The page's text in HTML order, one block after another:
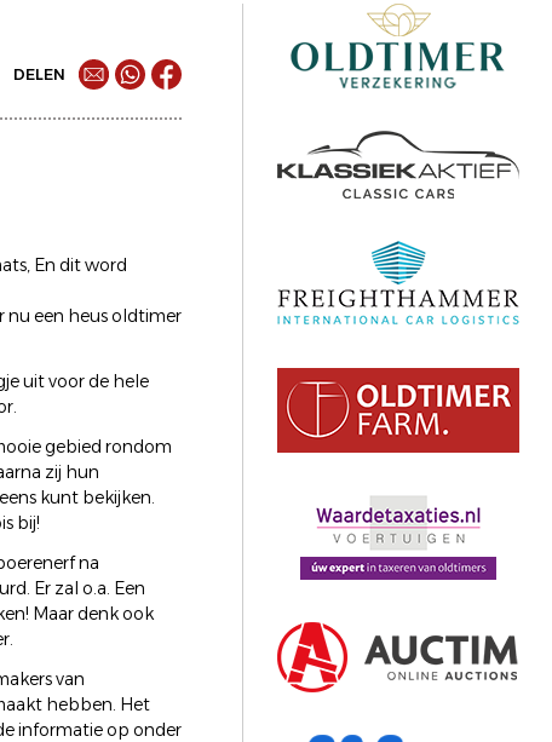
DELEN
En dit word
nu een heus oldtimer
uit voor de hele
gebied rondom
zij hun
kunt bekijken.
bij!
na
Er zal o.a. Een
Maar denk ook
van
hebben. Het
informatie op onder